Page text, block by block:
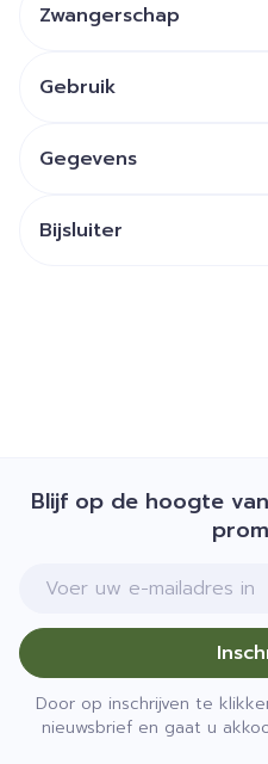
Zwangerschap
Gebruik
Gegevens
Bijsluiter
Blijf op de hoogte
E-mail adres
Door op inschrijven te
nieuwsbrief en gaat u